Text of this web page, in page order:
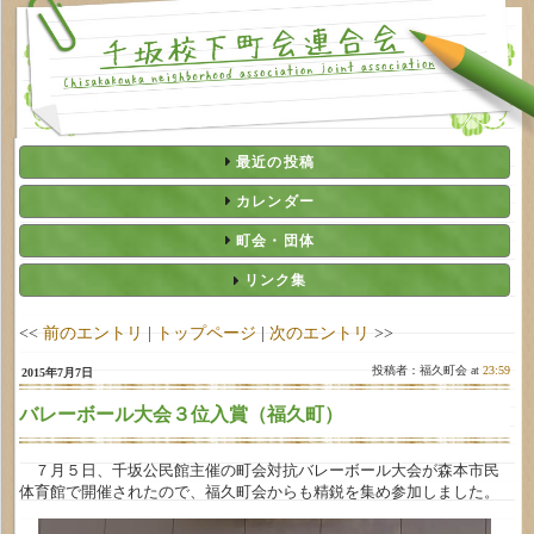
最近の投稿
カレンダー
町会・団体
リンク集
<< 前のエントリ | トップページ | 次のエントリ >>
2015年7月7日 投稿者：福久町会 at23:59
バレーボール大会３位入賞（福久町）
７月５日、千坂公民館主催の町会対抗バレーボール大会が森本市民
体育館で開催されたので、福久町会からも精鋭を集め参加しました。